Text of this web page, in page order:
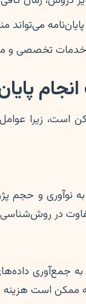
پایان‌نامه
خدمات تخصصی
است، زیرا
به نوآوری و
در
به جمع‌آوری
ممکن است